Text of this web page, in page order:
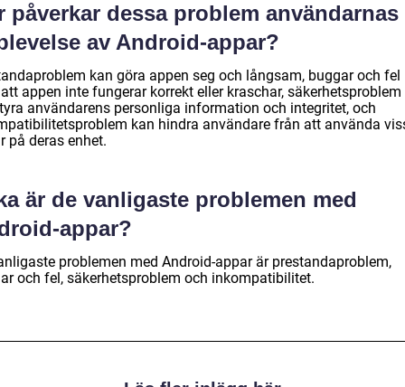
påverkar dessa problem användarnas
av Android-appar?
kan göra appen seg och långsam, buggar och fel
appen inte fungerar korrekt eller kraschar, säkerhetsproblem
användarens personliga information och integritet, och
kan hindra användare från att använda
på deras enhet.
är de vanligaste problemen med
appar?
problemen med Android-appar är prestandaproblem,
och fel, säkerhetsproblem och inkompatibilitet.